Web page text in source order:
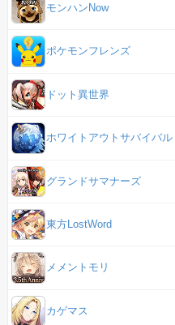
モンハンNow
ポケモンフレンズ
ドット異世界
ホワイトアウトサバイバル
グランドサマナーズ
東方LostWord
メメントモリ
カゲマス